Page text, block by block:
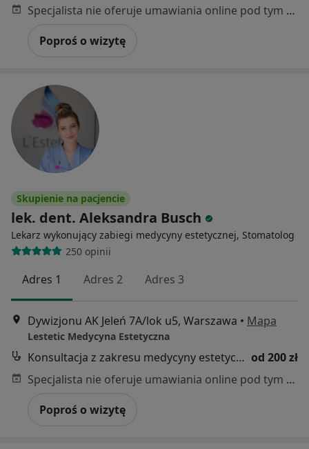
Specjalista nie oferuje umawiania online pod tym adresem.
Poproś o wizytę
Skupienie na pacjencie
lek. dent. Aleksandra Busch
Lekarz wykonujący zabiegi medycyny estetycznej, Stomatolog
250 opinii
Adres 1 Adres 2 Adres 3
Dywizjonu AK Jeleń 7A/lok u5, Warszawa • Mapa
Lestetic Medycyna Estetyczna
Konsultacja z zakresu medycyny estetycznej od 200 zł
Specjalista nie oferuje umawiania online pod tym adresem.
Poproś o wizytę